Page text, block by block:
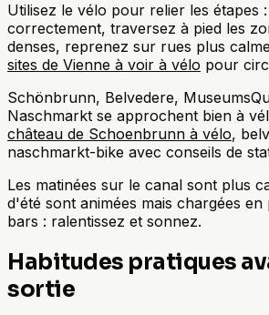
Utilisez le vélo pour relier les étapes
correctement, traversez à pied les
denses, reprenez sur rues plus
sites de Vienne à voir à vélo pour
Schönbrunn, Belvedere,
Naschmarkt se approchent bien à
château de Schoenbrunn à vélo,
naschmarkt-bike avec conseils de
Les matinées sur le canal sont plus
d'été sont animées mais chargées en
bars : ralentissez et sonnez.
Habitudes pratiques
sortie